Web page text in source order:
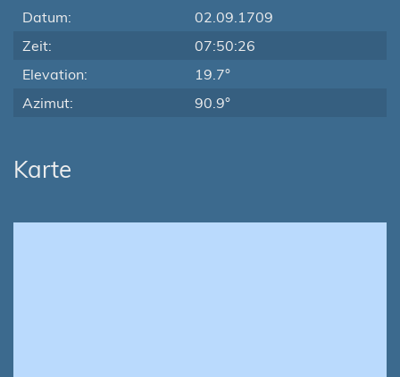
Datum:
02.09.1709
Zeit:
07:50:26
Elevation:
19.7°
Azimut:
90.9°
Karte